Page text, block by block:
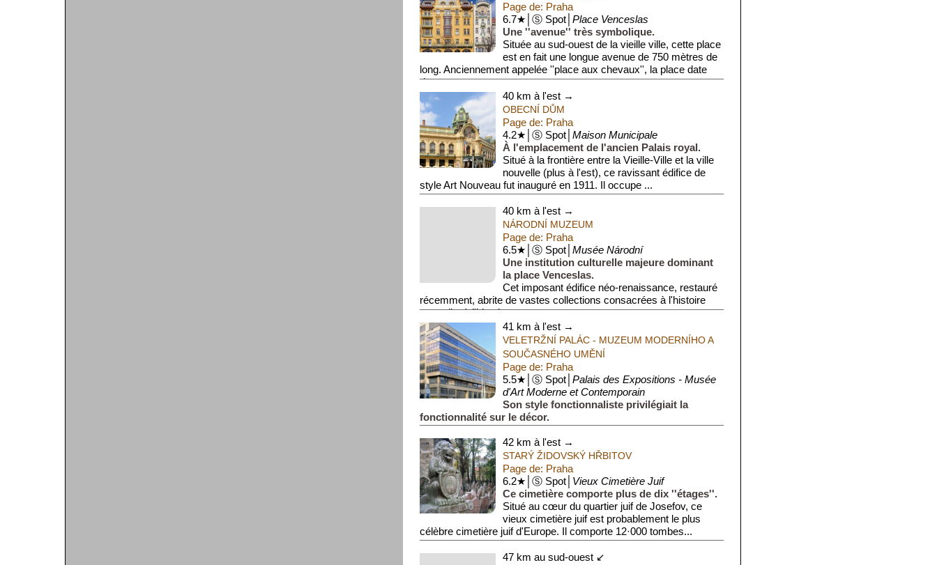
Page de: Praha
6.7★│Ⓢ Spot│ Place Venceslas
Une ''avenue'' très symbolique.
Située au sud-ouest de la vieille ville, cette place
est en fait une longue avenue de 750 mètres de
long. Anciennement appelée ''place aux chevaux'', la place date
d...
40 km à l'est →
OBECNÍ DŮM
Page de: Praha
4.2★│Ⓢ Spot│ Maison Municipale
À l'emplacement de l'ancien Palais royal.
Situé à la frontière entre la Vieille-Ville et la ville
nouvelle (plus à l'est), ce ravissant édifice de
style Art Nouveau fut inauguré en 1911. Il occupe ...
40 km à l'est →
NÁRODNÍ MUZEUM
Page de: Praha
6.5★│Ⓢ Spot│ Musée Národní
Une institution culturelle majeure dominant
la place Venceslas.
Cet imposant édifice néo-renaissance, restauré
récemment, abrite de vastes collections consacrées à l'histoire
naturelle, à l'histoire...
41 km à l'est →
VELETRŽNÍ PALÁC - MUZEUM MODERNÍHO A
SOUČASNÉHO UMĚNÍ
Page de: Praha
5.5★│Ⓢ Spot│ Palais des Expositions - Musée
d'Art Moderne et Contemporain
Son style fonctionnaliste privilégiait la
fonctionnalité sur le décor.
fonctionnaliste, un style qui, entre 1929 et 1970, privilégi...
42 km à l'est →
STARÝ ŽIDOVSKÝ HŘBITOV
Page de: Praha
6.2★│Ⓢ Spot│ Vieux Cimetière Juif
Ce cimetière comporte plus de dix ''étages''.
Situé au cœur du quartier juif de Josefov, ce
vieux cimetière juif est probablement le plus
célèbre cimetière juif d'Europe. Il comporte 12·000 tombes...
47 km au sud-ouest ↙